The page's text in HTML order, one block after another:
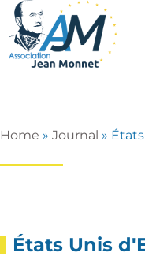
Home » Journal »
États Unis